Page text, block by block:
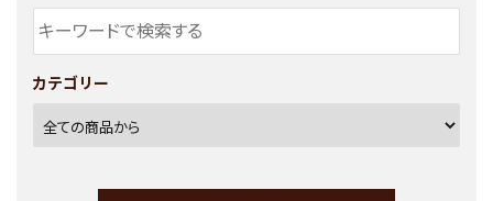
カテゴリー